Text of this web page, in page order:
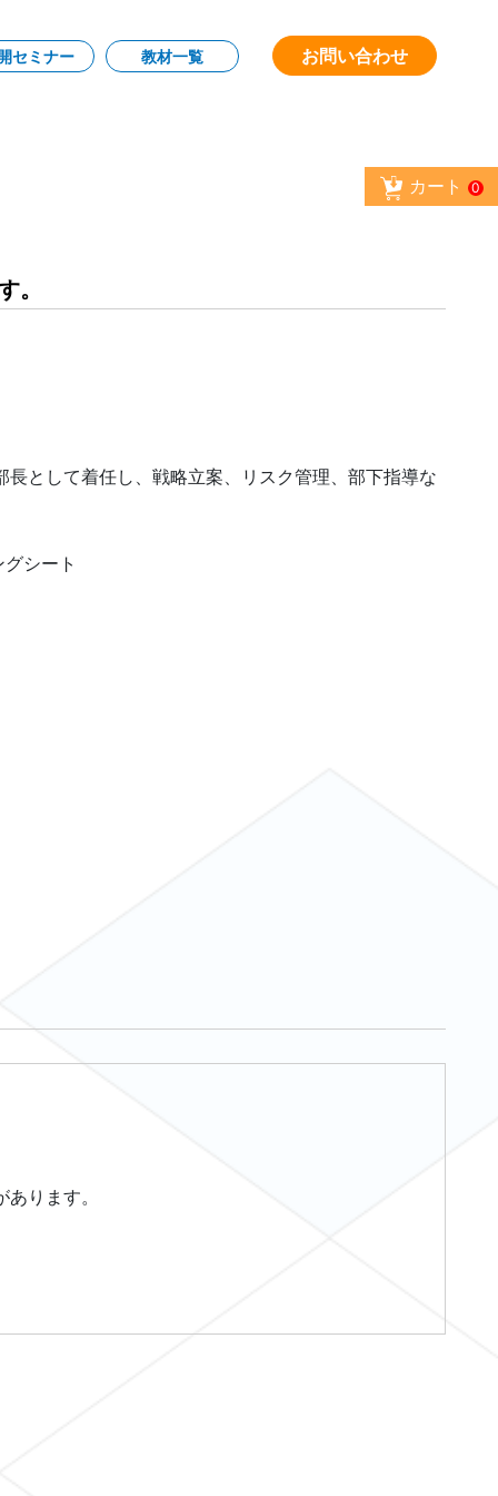
セミナー 教材一覧 お問い合わせ
。
として着任し、戦略立案、リスク管理、部下指導な
シート
ります。
カート 0